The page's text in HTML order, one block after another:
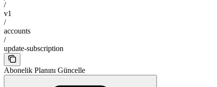
/
v1
/
accounts
/
update-subscription
Abonelik Planını Güncelle